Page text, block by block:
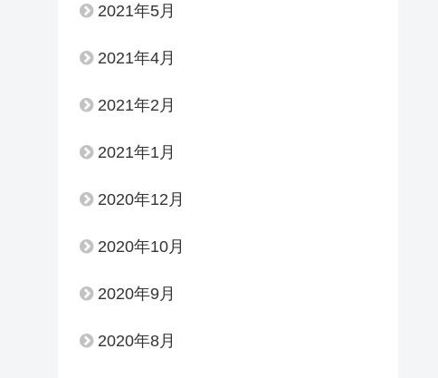
2021年5月
2021年4月
2021年2月
2021年1月
2020年12月
2020年10月
2020年9月
2020年8月